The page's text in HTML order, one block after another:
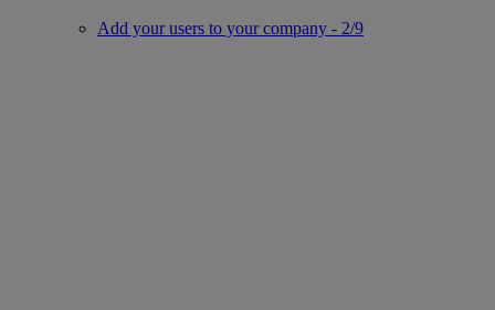
Add your users to your company - 2/9